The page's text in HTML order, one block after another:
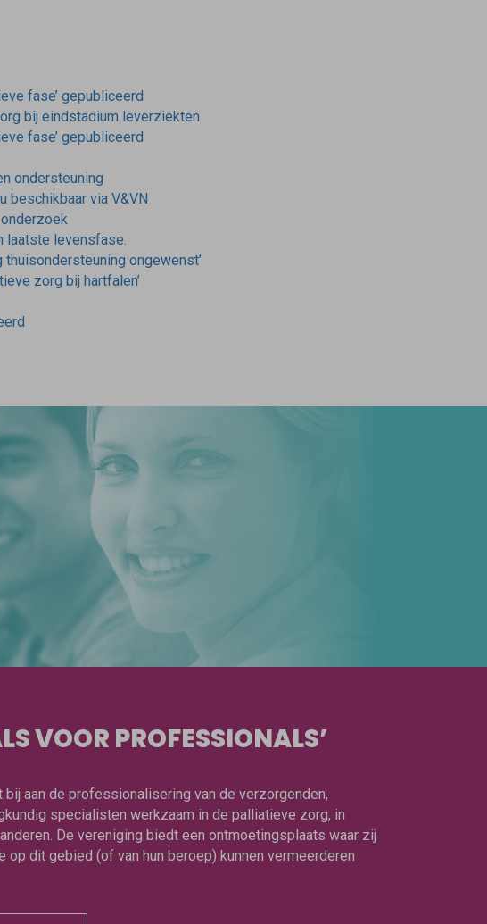
fase’ gepubliceerd
bij eindstadium leverziekten
fase’ gepubliceerd
ondersteuning
beschikbaar via V&VN
laatste levensfase.
ongewenst’
zorg bij hartfalen’
VOOR PROFESSIONALS’
bij aan de professionalisering van de verzorgenden,
specialisten werkzaam in de palliatieve zorg, in
De vereniging biedt een ontmoetingsplaats waar zij
op dit gebied (of van hun beroep) kunnen vermeerderen